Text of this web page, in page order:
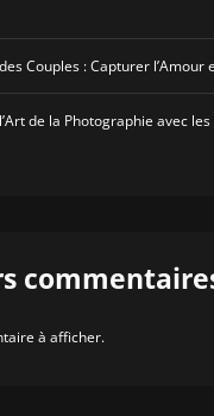
Couples : Capturer l’Amour
de la Photographie avec
à afficher.